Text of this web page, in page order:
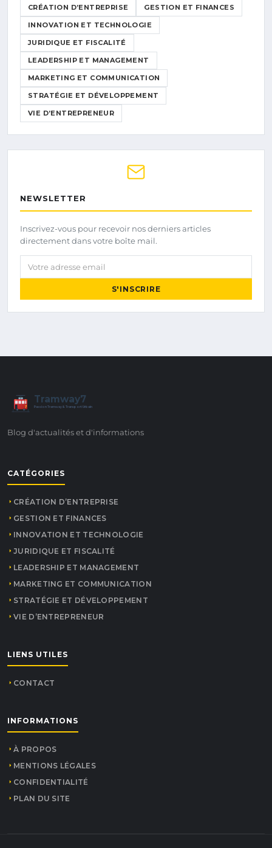
CRÉATION D’ENTREPRISE GESTION ET FINANCES
INNOVATION ET TECHNOLOGIE
JURIDIQUE ET FISCALITÉ
LEADERSHIP ET MANAGEMENT
MARKETING ET COMMUNICATION
STRATÉGIE ET DÉVELOPPEMENT
VIE D’ENTREPRENEUR
NEWSLETTER
Inscrivez-vous pour recevoir nos derniers articles
directement dans votre boîte mail.
Votre adresse email
S'INSCRIRE
7
Tramway7
Passion Tramway & Transport Urbain
Blog d'actualités et d'informations
CATÉGORIES
CRÉATION D’ENTREPRISE
GESTION ET FINANCES
INNOVATION ET TECHNOLOGIE
JURIDIQUE ET FISCALITÉ
LEADERSHIP ET MANAGEMENT
MARKETING ET COMMUNICATION
STRATÉGIE ET DÉVELOPPEMENT
VIE D’ENTREPRENEUR
LIENS UTILES
CONTACT
INFORMATIONS
À PROPOS
MENTIONS LÉGALES
CONFIDENTIALITÉ
PLAN DU SITE